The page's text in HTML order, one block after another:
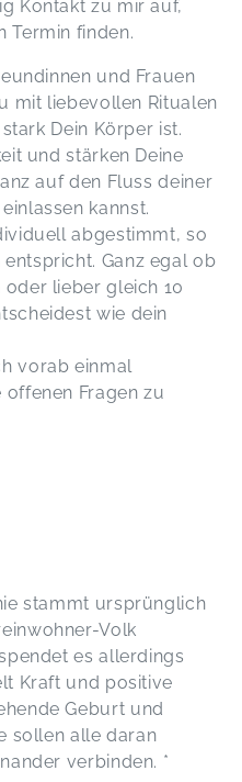
Kontakt zu mir auf,
Termin finden.
und Frauen
mit liebevollen Ritualen
Dein Körper ist.
und stärken Deine
auf den Fluss deiner
kannst.
abgestimmt, so
Ganz egal ob
lieber gleich 10
wie dein
vorab einmal
Fragen zu
stammt ursprünglich
Volk
es allerdings
Kraft und positive
Geburt und
sollen alle daran
verbinden. *